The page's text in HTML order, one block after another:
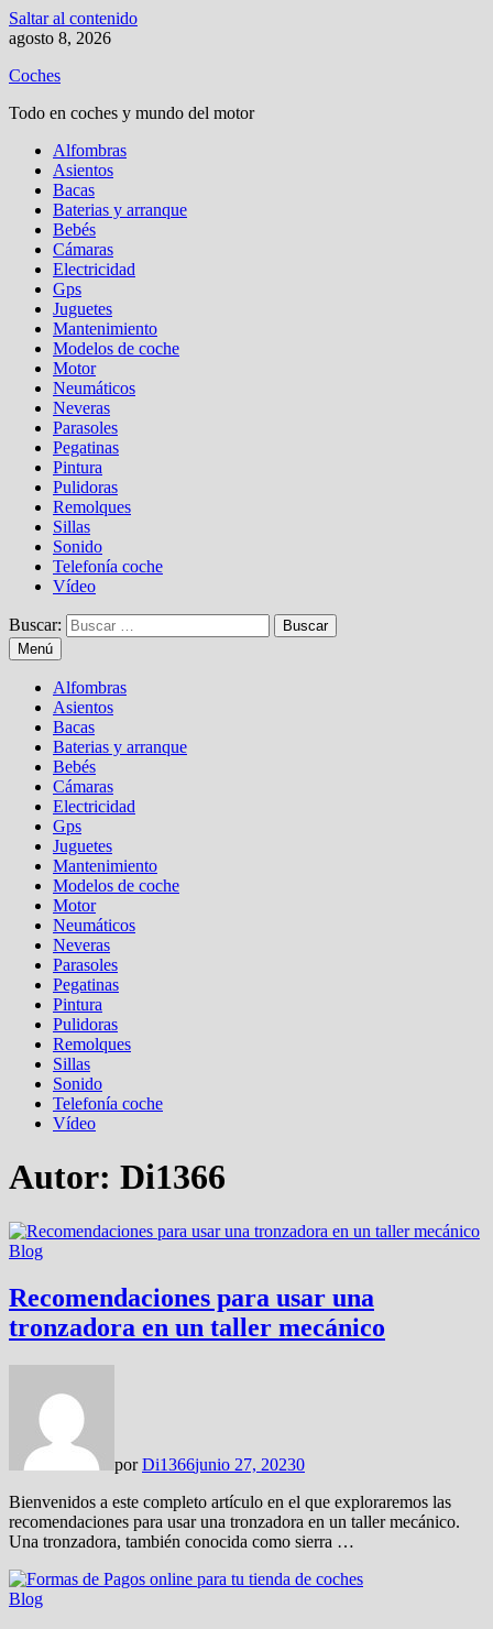
Saltar al contenido
agosto 8, 2026
Coches
Todo en coches y mundo del motor
Alfombras
Asientos
Bacas
Baterias y arranque
Bebés
Cámaras
Electricidad
Gps
Juguetes
Mantenimiento
Modelos de coche
Motor
Neumáticos
Neveras
Parasoles
Pegatinas
Pintura
Pulidoras
Remolques
Sillas
Sonido
Telefonía coche
Vídeo
Buscar:
Menú
Alfombras
Asientos
Bacas
Baterias y arranque
Bebés
Cámaras
Electricidad
Gps
Juguetes
Mantenimiento
Modelos de coche
Motor
Neumáticos
Neveras
Parasoles
Pegatinas
Pintura
Pulidoras
Remolques
Sillas
Sonido
Telefonía coche
Vídeo
Autor: Di1366
Blog
Recomendaciones para usar una
tronzadora en un taller mecánico
porDi1366junio 27, 20230
Bienvenidos a este completo artículo en el que exploraremos las
recomendaciones para usar una tronzadora en un taller mecánico.
Una tronzadora, también conocida como sierra …
Blog